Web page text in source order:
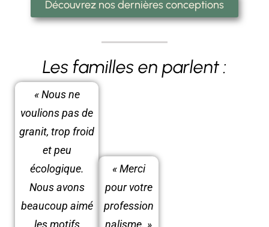
Découvrez nos dernières conceptions
Les familles en parlent :
« Nous ne
voulions pas de
granit, trop froid
et peu
écologique.
Nous avons
beaucoup aimé
« Merci
pour votre
profession